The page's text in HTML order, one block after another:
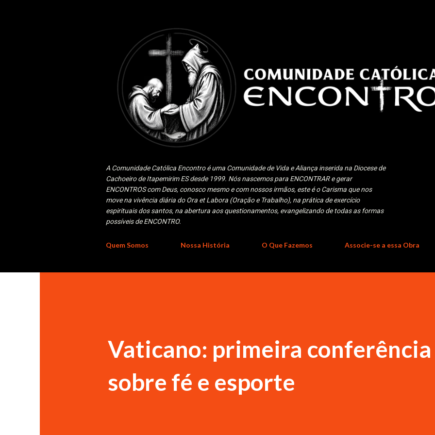
A Comunidade Católica Encontro é uma Comunidade de Vida e Aliança inserida na Diocese de
Cachoeiro de Itapemirim ES desde 1999. Nós nascemos para ENCONTRAR e gerar
ENCONTROS com Deus, conosco mesmo e com nossos irmãos, este é o Carisma que nos
move na vivência diária do Ora et Labora (Oração e Trabalho), na prática de exercício
espirituais dos santos, na abertura aos questionamentos, evangelizando de todas as formas
possíveis de ENCONTRO.
Quem Somos Nossa História O Que Fazemos Associe-se a essa Obra
Vaticano: primeira conferência
sobre fé e esporte